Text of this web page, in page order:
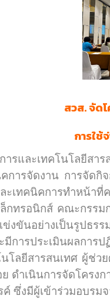
สวส. จัด
การใช้
ารและเทคโนโลยีสา
การจัดงาน การจัด
ะเทคนิคการทำหน้า
กทรอนิกส์ คณะกรรม
ข่งขันอย่างเป็นรูปธร
การประเมินผลการ
นโลยีสารสนเทศ ผู้ช่
ดำเนินการจัดโครง
ค์ ซึ่งมีผู้เข้าร่วมอบร